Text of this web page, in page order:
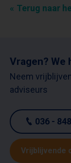
Terug naar
Vragen? We
Neem
adviseurs
036 -
Vrijblijvende